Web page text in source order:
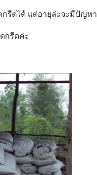
รีดได้ แต่อายุล่ะจะมีปัญห
กรีดค่ะ